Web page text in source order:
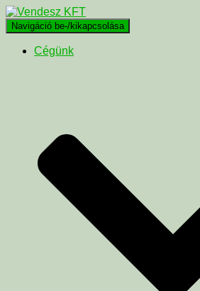
Navigáció be-/kikapcsolása
Cégünk